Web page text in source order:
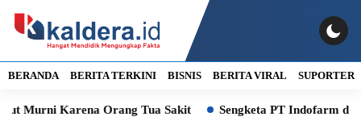
BERANDA BERITA TERKINI BISNIS BERITA VIRAL SUPORTER
Orang Tua Sakit Sengketa PT Indofarm dan Petani